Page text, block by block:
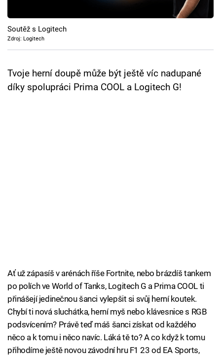
Pořady
Sledujte prima+
Soutěž s Logitech
Zdroj: Logitech
Tvoje herní doupě může být ještě víc nadupané
díky spolupráci Prima COOL a Logitech G!
Ať už zápasíš v arénách říše Fortnite, nebo brázdíš tankem
po polích ve World of Tanks, Logitech G a Prima COOL ti
přinášejí jedinečnou šanci vylepšit si svůj herní koutek.
Chybí ti nová sluchátka, herní myš nebo klávesnice s RGB
podsvícením? Právě teď máš šanci získat od každého
něco a k tomu i něco navíc. Láká tě to? A co když k tomu
přihodíme ještě novou závodní hru F1 23 od EA Sports,